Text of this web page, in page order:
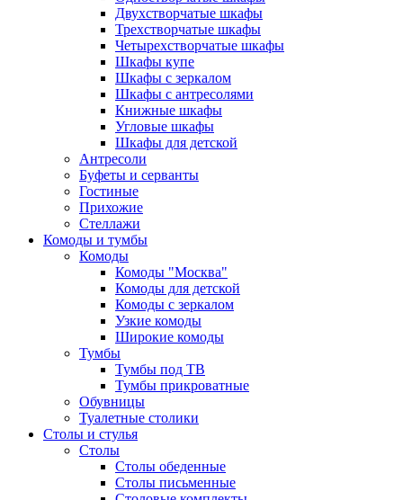
Двухстворчатые шкафы
Трехстворчатые шкафы
Четырехстворчатые шкафы
Шкафы купе
Шкафы с зеркалом
Шкафы с антресолями
Книжные шкафы
Угловые шкафы
Шкафы для детской
Антресоли
Буфеты и серванты
Гостиные
Прихожие
Стеллажи
Комоды и тумбы
Комоды
Комоды "Москва"
Комоды для детской
Комоды с зеркалом
Узкие комоды
Широкие комоды
Тумбы
Тумбы под ТВ
Тумбы прикроватные
Обувницы
Туалетные столики
Столы и стулья
Столы
Столы обеденные
Столы письменные